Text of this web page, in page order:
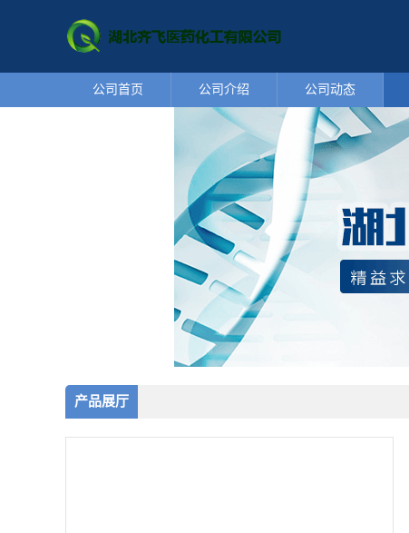
公司首页 公司介绍 公司动态
产品展厅